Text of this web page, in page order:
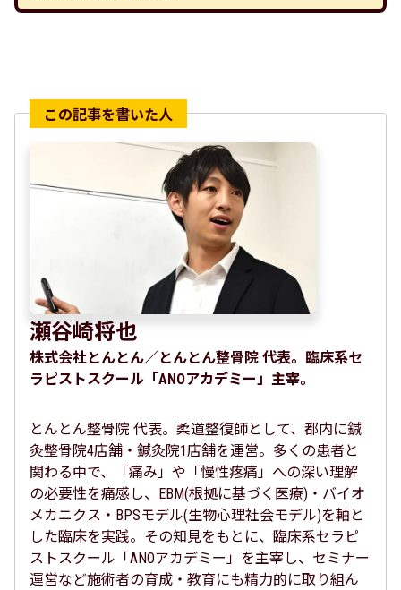
瀬谷崎将也
株式会社とんとん／とんとん整骨院 代表。臨床系セ
ラピストスクール「ANOアカデミー」主宰。
とんとん整骨院 代表。柔道整復師として、都内に鍼
灸整骨院4店舗・鍼灸院1店舗を運営。多くの患者と
関わる中で、「痛み」や「慢性疼痛」への深い理解
の必要性を痛感し、EBM(根拠に基づく医療)・バイオ
メカニクス・BPSモデル(生物心理社会モデル)を軸と
した臨床を実践。その知見をもとに、臨床系セラピ
ストスクール「ANOアカデミー」を主宰し、セミナー
運営など施術者の育成・教育にも精力的に取り組ん